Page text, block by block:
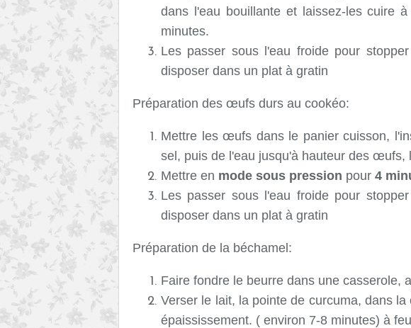
dans l'eau bouillante et laissez-les cuire
minutes.
Les passer sous l'eau froide pour
disposer dans un plat à gratin
Préparation des œufs durs au cookéo:
Mettre les œufs dans le panier cuisson,
sel, puis de l'eau jusqu'à hauteur des
Mettre en mode sous pression pour 4
Les passer sous l'eau froide pour
disposer dans un plat à gratin
Préparation de la béchamel:
Faire fondre le beurre dans une casserole,
Verser le lait, la pointe de curcuma, dans
épaississement. ( environ 7-8 minutes) à